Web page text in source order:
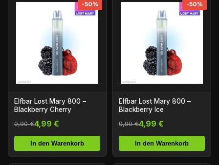
-50%
Elfbar Lost Mary 800 –
Blackberry Cherry
9,90 €4,99 €
In den Warenkorb
-50%
Elfbar Lost Mary 800 –
Blackberry Ice
9,90 €4,99 €
In den Warenkorb